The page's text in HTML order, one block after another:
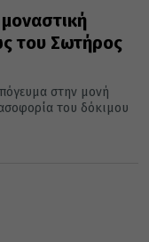
του Σωτήρος
στην μονή
του δόκιμου